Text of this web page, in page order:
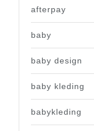
afterpay
baby
baby design
baby kleding
babykleding